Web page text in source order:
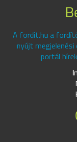
A fordit.hu a
nyújt
portál